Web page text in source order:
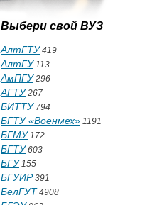
Выбери свой ВУЗ
АлтГТУ419
АлтГУ113
АмПГУ296
АГТУ267
БИТТУ794
БГТУ «Военмех» 1191
БГМУ172
БГТУ603
БГУ155
БГУИР391
БелГУТ 4908